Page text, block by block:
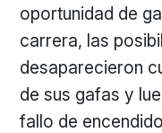
oportunidad de
carrera, las
desaparecieron
de sus gafas y
fallo de